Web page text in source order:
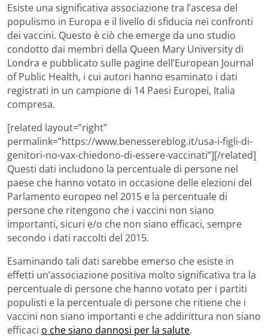
Esiste una significativa associazione tra l’ascesa del
populismo in Europa e il livello di sfiducia nei confronti
dei vaccini. Questo è ciò che emerge da uno studio
condotto dai membri della Queen Mary University di
Londra e pubblicato sulle pagine dell’European Journal
of Public Health, i cui autori hanno esaminato i dati
registrati in un campione di 14 Paesi Europei, Italia
compresa.
[related layout=”right”
permalink=”https://www.benessereblog.it/usa-i-figli-di-
genitori-no-vax-chiedono-di-essere-vaccinati”][/related]
Questi dati includono la percentuale di persone nel
paese che hanno votato in occasione delle elezioni del
Parlamento europeo nel 2015 e la percentuale di
persone che ritengono che i vaccini non siano
importanti, sicuri e/o che non siano efficaci, sempre
secondo i dati raccolti del 2015.
Esaminando tali dati sarebbe emerso che esiste in
effetti un’associazione positiva molto significativa tra la
percentuale di persone che hanno votato per i partiti
populisti e la percentuale di persone che ritiene che i
vaccini non siano importanti e che addirittura non siano
efficaci o che siano dannosi per la salute.